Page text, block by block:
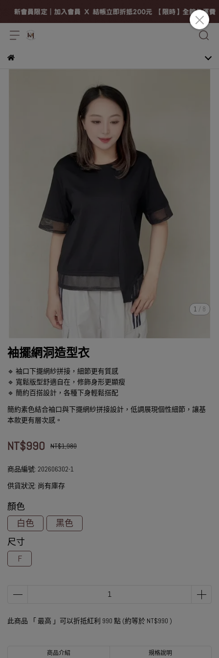
1 / 8
袖擺網洞造型衣
🔹 袖口下擺網紗拼接，細節更有質感
🔹 寬鬆版型舒適自在，修飾身形更顯瘦
🔹 簡約百搭設計，各種下身輕鬆搭配
簡約素色結合袖口與下擺網紗拼接設計，低調展現個性細節，讓基
本款更有層次感。
NT$990 NT$1,980
商品編號: 202606302-1
供貨狀況: 尚有庫存
顏色
白色
黑色
尺寸
F
此商品 「 最高 」可以折抵紅利 990 點 (約等於 NT$990 )
商品介紹 規格說明